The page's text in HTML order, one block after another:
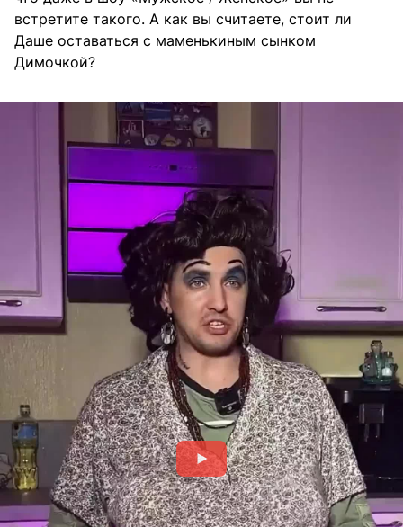
встретите такого. А как вы считаете, стоит ли
Даше оставаться с маменькиным сынком
Димочкой?